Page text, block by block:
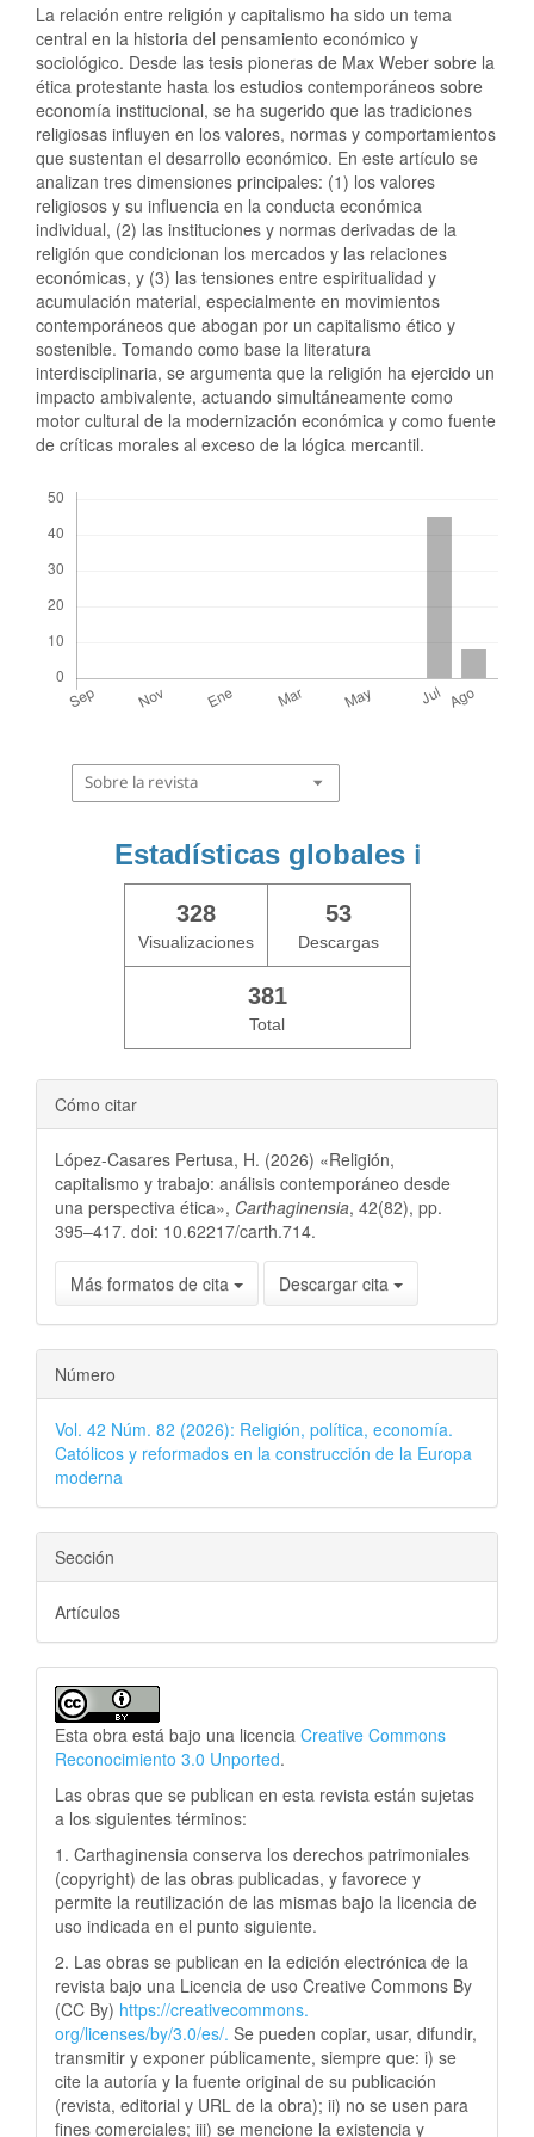
La relación entre religión y capitalismo ha sido un tema
central en la historia del pensamiento económico y
sociológico. Desde las tesis pioneras de Max Weber sobre la
ética protestante hasta los estudios contemporáneos sobre
economía institucional, se ha sugerido que las tradiciones
religiosas influyen en los valores, normas y comportamientos
que sustentan el desarrollo económico. En este artículo se
analizan tres dimensiones principales: (1) los valores
religiosos y su influencia en la conducta económica
individual, (2) las instituciones y normas derivadas de la
religión que condicionan los mercados y las relaciones
económicas, y (3) las tensiones entre espiritualidad y
acumulación material, especialmente en movimientos
contemporáneos que abogan por un capitalismo ético y
sostenible. Tomando como base la literatura
interdisciplinaria, se argumenta que la religión ha ejercido un
impacto ambivalente, actuando simultáneamente como
motor cultural de la modernización económica y como fuente
de críticas morales al exceso de la lógica mercantil.
Sobre la revista
Estadísticas globales ℹ️
328
Visualizaciones
53
Descargas
381
Total
Cómo citar
López-Casares Pertusa, H. (2026) «Religión,
capitalismo y trabajo: análisis contemporáneo desde
una perspectiva ética», Carthaginensia, 42(82), pp.
395–417. doi: 10.62217/carth.714.
Más formatos de cita Descargar cita
Número
Vol. 42 Núm. 82 (2026): Religión, política, economía.
Católicos y reformados en la construcción de la Europa
moderna
Sección
Artículos
Esta obra está bajo una licencia Creative Commons
Reconocimiento 3.0 Unported.
Las obras que se publican en esta revista están sujetas
a los siguientes términos:
1. Carthaginensia conserva los derechos patrimoniales
(copyright) de las obras publicadas, y favorece y
permite la reutilización de las mismas bajo la licencia de
uso indicada en el punto siguiente.
2. Las obras se publican en la edición electrónica de la
revista bajo una Licencia de uso Creative Commons By
(CC By) https://creativecommons.
org/licenses/by/3.0/es/. Se pueden copiar, usar, difundir,
transmitir y exponer públicamente, siempre que: i) se
cite la autoría y la fuente original de su publicación
(revista, editorial y URL de la obra); ii) no se usen para
fines comerciales; iii) se mencione la existencia y